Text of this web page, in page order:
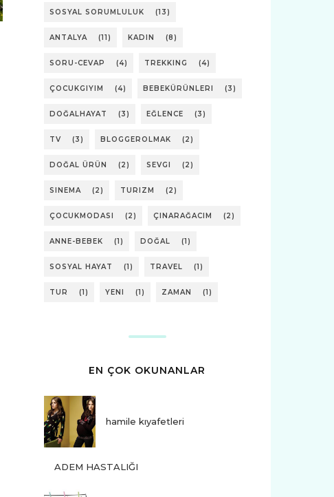
SOSYAL SORUMLULUK (13)
ANTALYA (11) KADIN (8)
SORU-CEVAP (4) TREKKING (4)
ÇOCUKGIYIM (4) BEBEKÜRÜNLERI (3)
DOĞALHAYAT (3) EĞLENCE (3)
TV (3) BLOGGEROLMAK (2)
DOĞAL ÜRÜN (2) SEVGI (2)
SINEMA (2) TURIZM (2)
ÇOCUKMODASI (2) ÇINARAĞACIM (2)
ANNE-BEBEK (1) DOĞAL (1)
SOSYAL HAYAT (1) TRAVEL (1)
TUR (1) YENI (1) ZAMAN (1)
EN ÇOK OKUNANLAR
hamile kıyafetleri
ADEM HASTALIĞI